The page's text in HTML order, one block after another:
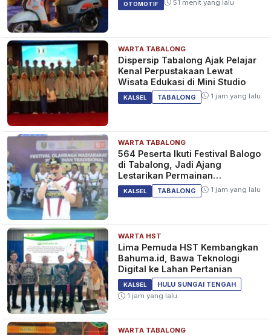
VIRAL! Pria Ghana Klaim Kiamat
25 Desember 2025, Bangun 8
Bahtera Raksasa dan Gaet
Ratusan Ribu Pengikut
BERITA 7 bulan yang lalu
Jatuhnya Pesawat Kargo
Emirates ke Laut di Hong Kong
Menemui Titik Terang, Mesin
Ngebut Saat Mendarat!
BERITA 8 bulan yang lalu
OTOMOTIF 51 menit yang lalu
WARTA TABALONG
Dispersip Tabalong Ajak Pelajar
Kenal Perpustakaan Lewat
Wisata Edukasi di Mini Studio
KALSEL TABALONG 1 jam yang lalu
WARTA TABALONG
564 Peserta Ikuti Festival Balogo
di Tabalong, Jadi Ajang
Lestarikan Permainan
Tradisional
KALSEL TABALONG 1 jam yang lalu
WARTA HST
Lima Pemuda HST Kembangkan
Bahuma.id, Bawa Teknologi
Digital ke Lahan Pertanian
KALSEL
HULU SUNGAI TENGAH
1 jam yang lalu
WARTA TABALONG